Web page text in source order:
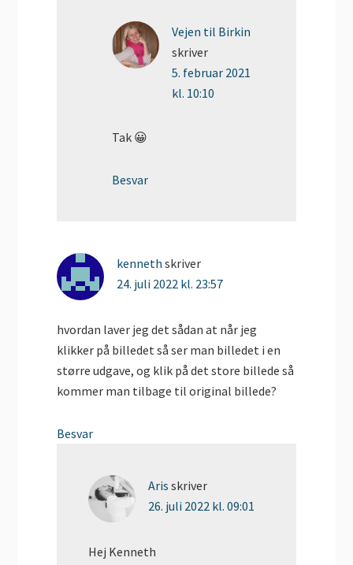
Vejen til Birkin
skriver
5. februar 2021
kl. 10:10
Tak 😀
Besvar
kenneth skriver
24. juli 2022 kl. 23:57
hvordan laver jeg det sådan at når jeg
klikker på billedet så ser man billedet i en
større udgave, og klik på det store billede så
kommer man tilbage til original billede?
Besvar
Aris skriver
26. juli 2022 kl. 09:01
Hej Kenneth